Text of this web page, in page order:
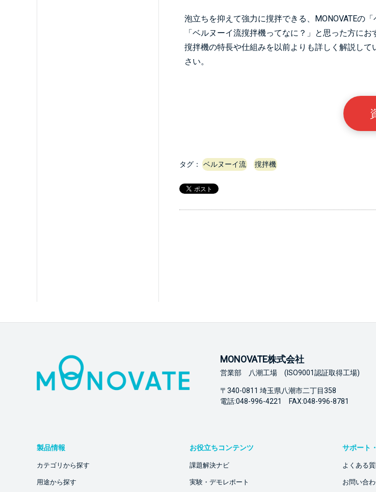
泡立ちを抑えて強力に撹拌できる、MONOVATEの「
「ベルヌーイ流撹拌機ってなに？」と思った方に
撹拌機の特長や仕組みを以前よりも詳しく解説し
さい。
タグ： ベルヌーイ流 撹拌機
MONOVATE株式会社
営業部 八潮工場 (ISO9001認証取得工場)
〒340-0811 埼玉県八潮市二丁目358
電話:048-996-4221 FAX:048-996-8781
製品情報
カテゴリから探す
用途から探す
お役立ちコンテンツ
課題解決ナビ
実験・デモレポート
サポート
よくある質
お問い合